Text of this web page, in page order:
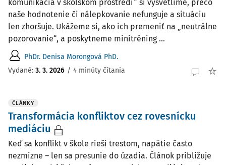
komunikácia v školskom prostredí“ si vysvetlíme, prečo
naše hodnotenie či nálepkovanie nefunguje a situáciu
len zhoršuje. Ukážeme si, ako ich premeniť na „neutrálne
pozorovanie“, a poskytneme minitréning ...
PhDr. Denisa Morongová PhD.
Vydané: 3. 3. 2026 / 4 minúty čítania
ČLÁNKY
Transformácia konfliktov cez rovesnícku
mediáciu
Keď sa konflikt v škole rieši trestom, napätie často
nezmizne – len sa presunie do úzadia. Článok približuje